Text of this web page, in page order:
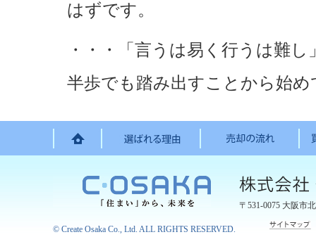
はずです。
・・・「言うは易く行うは難
半歩でも踏み出すことから始
〒531-0075 大阪市
© Create Osaka Co., Ltd. ALL RIGHTS RESERVED.